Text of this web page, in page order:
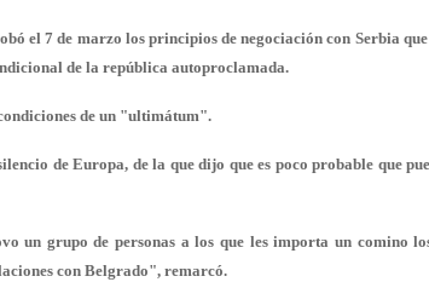
el 7 de marzo los principios de negociación con Serbia
de la república autoproclamada.
de un "ultimátum".
de Europa, de la que dijo que es poco probable que
un grupo de personas a los que les importa un comino
con Belgrado", remarcó.